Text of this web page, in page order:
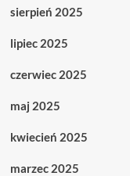
sierpień 2025
lipiec 2025
czerwiec 2025
maj 2025
kwiecień 2025
marzec 2025